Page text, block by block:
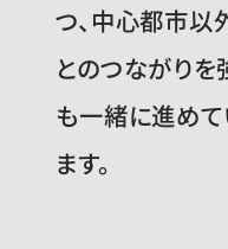
つ、中心都市以
とのつながり
も一緒に進め
ます。